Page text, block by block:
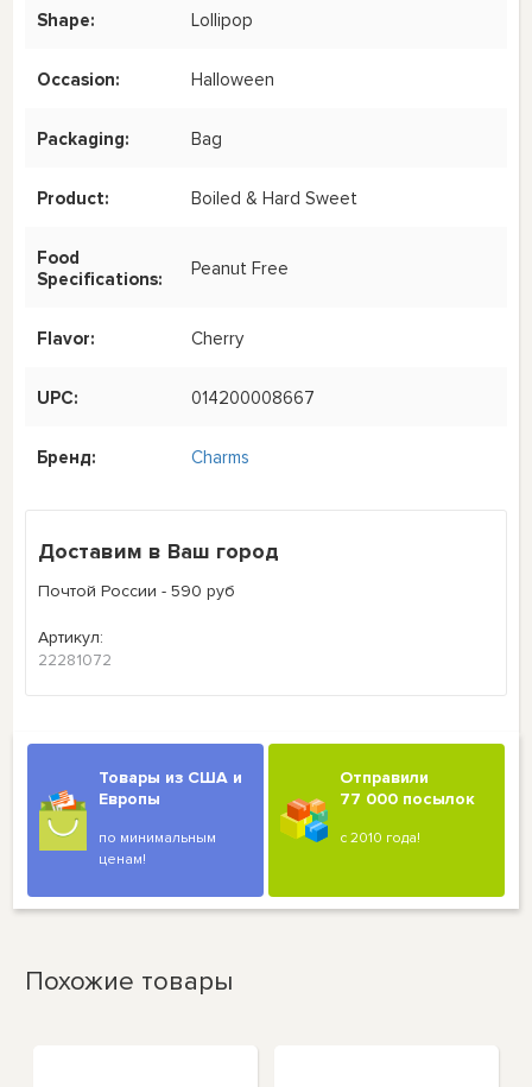
Shape: Lollipop
Occasion: Halloween
Packaging: Bag
Product: Boiled & Hard Sweet
Food
Specifications:
Peanut Free
Flavor: Cherry
UPC: 014200008667
Бренд: Charms
Доставим в Ваш город
Почтой России - 590 руб
Артикул:
22281072
Товары из США и
Европы
по минимальным
ценам!
Отправили
77 000 посылок
с 2010 года!
Похожие товары